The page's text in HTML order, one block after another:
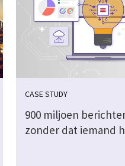
CASE STUDY
900 miljoen
zonder dat iemand